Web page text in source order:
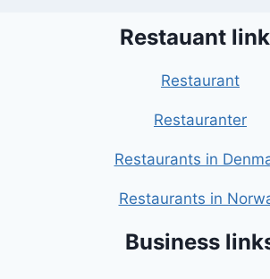
Restauant
Restaurant
Restauranter
Restaurants in
Restaurants in
Business